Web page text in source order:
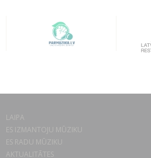
LAIPA
ES IZMANTOJU MŪZIKU
ES RADU MŪZIKU
AKTUALITĀTES